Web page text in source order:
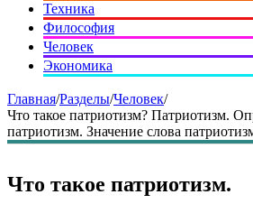
Техника
Философия
Человек
Экономика
Главная/Разделы/Человек/
Что такое патриотизм? Патриотизм.
патриотизм. Значение слова
Что такое патриотизм.